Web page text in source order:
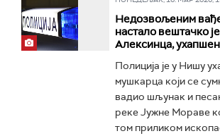
Недозвољеним
настало вештачко
Алексинца,
Полиција је у Нишу
мушкарца који се
вадио шљунак и
реке Јужне Мораве
том приликом